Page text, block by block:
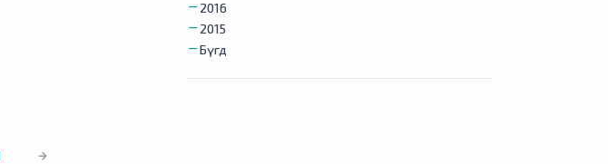
2016
2015
Бүгд